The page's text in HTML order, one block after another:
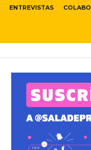
ENTREVISTAS